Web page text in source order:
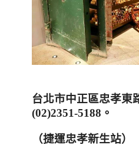
台北市中正區忠孝東
(02)2351-5188 。
（捷運忠孝新生站）